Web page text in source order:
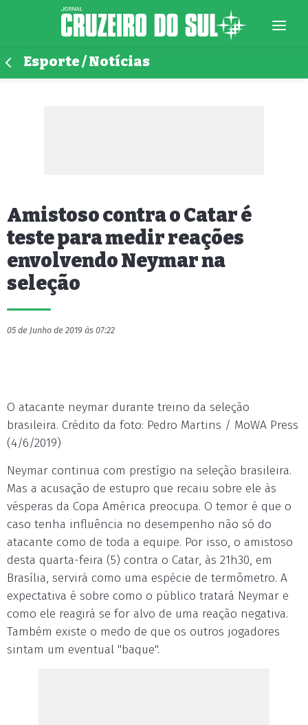
Esporte / Notícias
Amistoso contra o Catar é
teste para medir reações
envolvendo Neymar na
seleção
05 de Junho de 2019 às 07:22
O atacante neymar durante treino da seleção
brasileira. Crédito da foto: Pedro Martins / MoWA Press
(4/6/2019)
Neymar continua com prestígio na seleção brasileira.
Mas a acusação de estupro que recaiu sobre ele às
vésperas da Copa América preocupa. O temor é que o
caso tenha influência no desempenho não só do
atacante como de toda a equipe. Por isso, o amistoso
desta quarta-feira (5) contra o Catar, às 21h30, em
Brasília, servirá como uma espécie de termômetro. A
expectativa é sobre como o público tratará Neymar e
como ele reagirá se for alvo de uma reação negativa.
Também existe o medo de que os outros jogadores
sintam um eventual "baque".